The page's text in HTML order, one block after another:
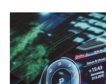
川升李國筠博士為用戶
統，此量測系統兼具毫米
量晶片於探針量測穩定度
灣天線工程師學會常務理事
析，台灣羅德史瓦茲應用